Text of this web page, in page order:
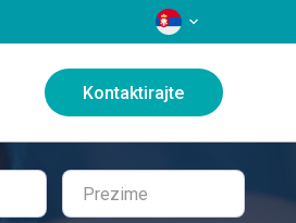
JEZICI
Kontaktirajte